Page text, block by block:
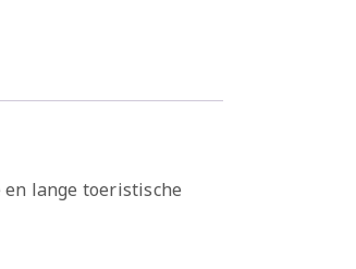
lange toeristische